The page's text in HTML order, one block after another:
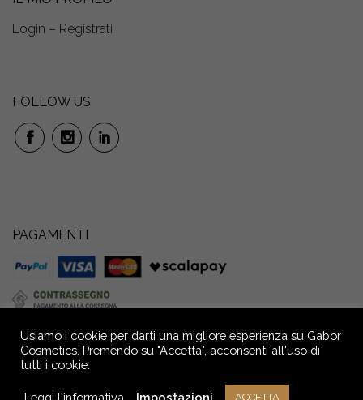
Login – Registrati
FOLLOW US
PAGAMENTI
Capitale Sociale € 72.000,00 i.v. Reg. Imprese GE - C.F. e P.IVA n.
Usiamo i cookie per darti una migliore esperienza su Gabor
Cosmetics. Premendo su "Accetta", acconsenti all'uso di
tutti i cookie.
Leggi l'informativa Impostazioni ACCETTA